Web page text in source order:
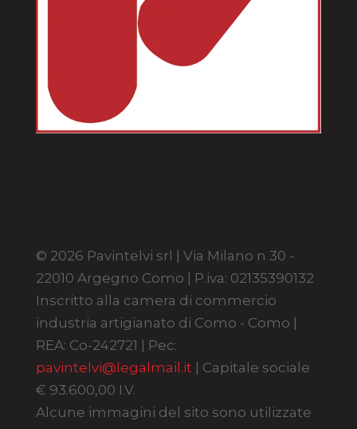
© 2026 Pavintelvi srl | Via Milano n 30 -
22010 Argegno Como | P.iva: 02135390132
Inscritto alla camera di commercio
industria artigianato di Como - Como |
REA: Co-242721 | Pec:
pavintelvi@legalmail.it | Capitale sociale
€ 93.600,00 I.V.
Alcune immagini del sito sono utilizzate